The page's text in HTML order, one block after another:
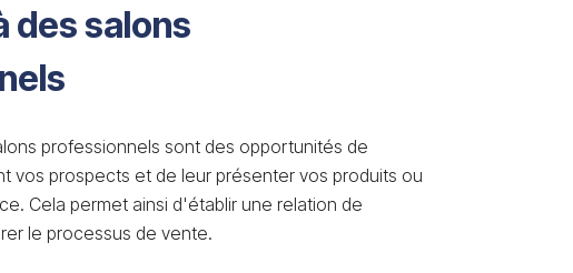
des salons
professionnels sont des opportunités de
vos prospects et de leur présenter vos produits ou
Cela permet ainsi d'établir une relation de
le processus de vente.